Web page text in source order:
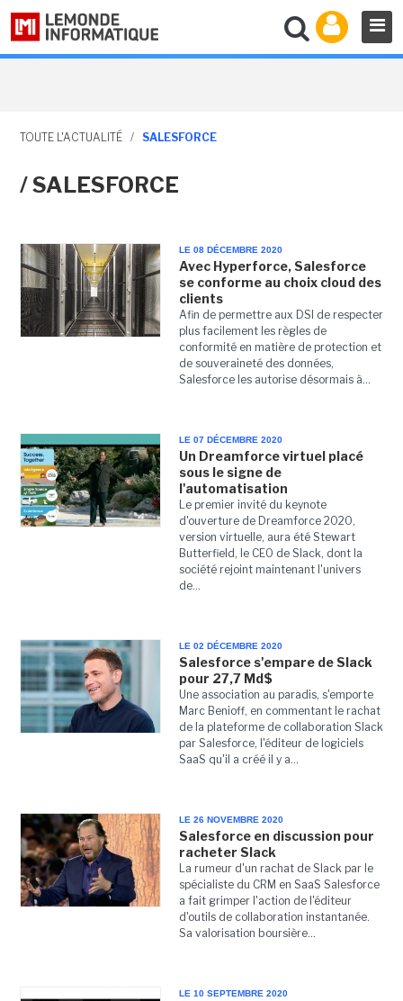
TOUTE L'ACTUALITÉ / SALESFORCE
/ SALESFORCE
LE 08 DÉCEMBRE 2020
Avec Hyperforce, Salesforce
se conforme au choix cloud des
clients
Afin de permettre aux DSI de respecter
plus facilement les règles de
conformité en matière de protection et
de souveraineté des données,
Salesforce les autorise désormais à...
LE 07 DÉCEMBRE 2020
Un Dreamforce virtuel placé
sous le signe de
l'automatisation
Le premier invité du keynote
d'ouverture de Dreamforce 2020,
version virtuelle, aura été Stewart
Butterfield, le CEO de Slack, dont la
société rejoint maintenant l'univers
de...
LE 02 DÉCEMBRE 2020
Salesforce s'empare de Slack
pour 27,7 Md$
Une association au paradis, s'emporte
Marc Benioff, en commentant le rachat
de la plateforme de collaboration Slack
par Salesforce, l'éditeur de logiciels
SaaS qu'il a créé il y a...
LE 26 NOVEMBRE 2020
Salesforce en discussion pour
racheter Slack
La rumeur d'un rachat de Slack par le
spécialiste du CRM en SaaS Salesforce
a fait grimper l'action de l'éditeur
d'outils de collaboration instantanée.
Sa valorisation boursière...
LE 10 SEPTEMBRE 2020